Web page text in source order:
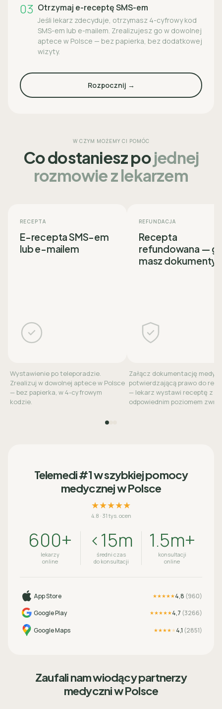
03 Otrzymaj e-receptę SMS-em
Jeśli lekarz zdecyduje, otrzymasz 4-cyfrowy kod
SMS-em lub e-mailem. Zrealizujesz go w dowolnej
aptece w Polsce — bez papierka, bez dodatkowej
wizyty.
Rozpocznij →
W CZYM MOŻEMY CI POMÓC
Co dostaniesz pojednej
rozmowie z lekarzem
RECEPTA
E-recepta SMS-em
lub e-mailem
Wystawienie po teleporadzie.
Zrealizuj w dowolnej aptece w Polsce
— bez papierka, w 4-cyfrowym
kodzie.
REFUNDACJA
Recepta
refundowana —
masz dokumenty
Załącz dokumentację
potwierdzającą prawo do
— lekarz wystawi receptę z
odpowiednim poziomem
Telemedi #1 w szybkiej pomocy
medycznej w Polsce
★★★★★
4.8 · 31 tys. ocen
600+
lekarzy
online
<15m
średni czas
do konsultacji
1.5m+
konsultacji
online
App Store ★★★★★4,8 (960)
Google Play
★★★★★4,7 (3266)
Google Maps ★★★★★4,1 (2851)
Zaufali nam wiodący partnerzy
medyczni w Polsce